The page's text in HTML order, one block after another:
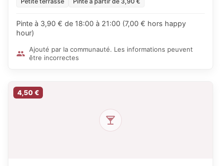
Pinte à 3,90 € de 18:00 à 21:00 (7,00 € hors happy
hour)
Ajouté par la communauté. Les informations peuvent
être incorrectes
4,50 €